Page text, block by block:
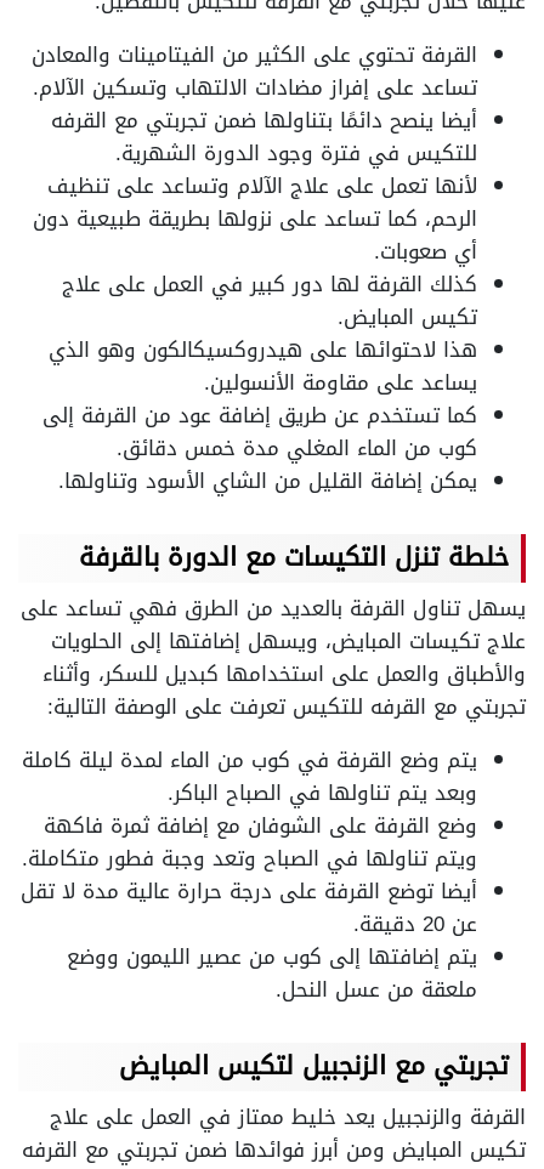
القرفة تحتوي على الكثير من الفيتامينات والمعادن
تساعد على إفراز مضادات الالتهاب وتسكين الآلام.
أيضا ينصح دائمًا بتناولها ضمن تجربتي مع القرفه
للتكيس في فترة وجود الدورة الشهرية.
لأنها تعمل على علاج الآلام وتساعد على تنظيف
الرحم، كما تساعد على نزولها بطريقة طبيعية دون
أي صعوبات.
كذلك القرفة لها دور كبير في العمل على علاج
تكيس المبايض.
هذا لاحتوائها على هيدروكسيكالكون وهو الذي
يساعد على مقاومة الأنسولين.
كما تستخدم عن طريق إضافة عود من القرفة إلى
كوب من الماء المغلي مدة خمس دقائق.
يمكن إضافة القليل من الشاي الأسود وتناولها.
خلطة تنزل التكيسات مع الدورة بالقرفة
يسهل تناول القرفة بالعديد من الطرق فهي تساعد على
علاج تكيسات المبايض، ويسهل إضافتها إلى الحلويات
والأطباق والعمل على استخدامها كبديل للسكر، وأثناء
تجربتي مع القرفه للتكيس تعرفت على الوصفة التالية:
يتم وضع القرفة في كوب من الماء لمدة ليلة كاملة
وبعد يتم تناولها في الصباح الباكر.
وضع القرفة على الشوفان مع إضافة ثمرة فاكهة
ويتم تناولها في الصباح وتعد وجبة فطور متكاملة.
أيضا توضع القرفة على درجة حرارة عالية مدة لا تقل
عن 20 دقيقة.
يتم إضافتها إلى كوب من عصير الليمون ووضع
ملعقة من عسل النحل.
تجربتي مع الزنجبيل لتكيس المبايض
القرفة والزنجبيل يعد خليط ممتاز في العمل على علاج
تكيس المبايض ومن أبرز فوائدها ضمن تجربتي مع القرفه